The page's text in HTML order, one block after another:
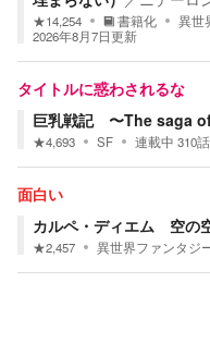
★14,254 書籍化 異世
2026年8月7日更新
タイトルに惑わされるな
巨乳戦記 〜The saga
★4,693 SF 連載中 310話
面白い
カルペ・ディエム 空の
★2,457 異世界ファンタジ